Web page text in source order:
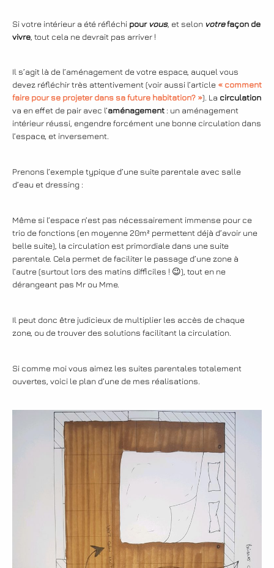
Si votre intérieur a été réfléchi pour vous, et selon votrefaçon de
vivre , tout cela ne devrait pas arriver !
Il s’agit là de l’aménagement de votre espace, auquel vous
devez réfléchir très attentivement (voir aussi l’article « comment
faire pour se projeter dans sa future habitation? »). La circulation
va en effet de pair avec l’aménagement : un aménagement
intérieur réussi, engendre forcément une bonne circulation dans
l’espace, et inversement.
Prenons l’exemple typique d’une suite parentale avec salle
d’eau et dressing :
Même si l’espace n’est pas nécessairement immense pour ce
trio de fonctions (en moyenne 20m² permettent déjà d’avoir une
belle suite), la circulation est primordiale dans une suite
parentale. Cela permet de faciliter le passage d’une zone à
l’autre (surtout lors des matins difficiles ! 😉), tout en ne
dérangeant pas Mr ou Mme.
Il peut donc être judicieux de multiplier les accès de chaque
zone, ou de trouver des solutions facilitant la circulation.
Si comme moi vous aimez les suites parentales totalement
ouvertes, voici le plan d’une de mes réalisations.